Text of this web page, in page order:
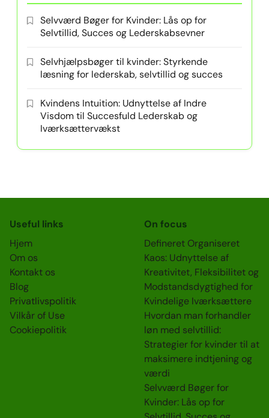
Selvværd Bøger for Kvinder: Lås op for
Selvtillid, Succes og Lederskabsevner
Selvhjælpsbøger til kvinder: Styrkende
læsning for lederskab, selvtillid og succes
Kvindens Intuition: Udnyttelse af Indre
Visdom til Succesfuld Lederskab og
Iværksættervækst
Useful links
Hjem
Om os
Kontakt os
Blog
Privatlivspolitik
Vilkår of Use
Cookiepolitik
On focus
Defineret Organiseret
Kaos: Udnyttelse af
Kreativitet, Fleksibilitet og
Modstandsdygtighed for
Kvindelige Iværksættere
Hvordan man forhandler
løn med selvtillid:
Strategier for kvinder til at
maksimere indtjening og
værdi
Selvværd Bøger for
Kvinder: Lås op for